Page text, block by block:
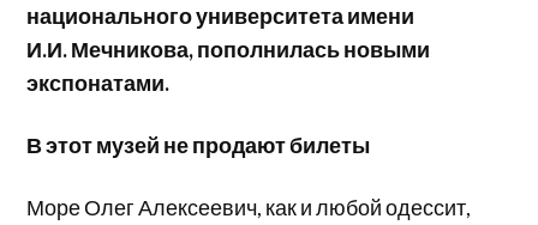
национального университета имени
И.И. Мечникова, пополнилась новыми
экспонатами.
В этот музей не продают билеты
Море Олег Алексеевич, как и любой одессит,